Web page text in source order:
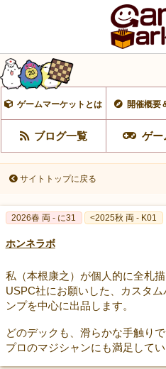
ゲームマーケットとは 開催概要
ブログ一覧 ゲー
サイトトップに戻る
2026春 両 - に31 <2025秋 両 - K01
ホンネラボ
私（本根康之）が個人的に全札
USPC社にお願いした、カスタ
ンプを中心に出品します。
どのデックも、滑らかな手触り
プロのマジシャンにも満足して